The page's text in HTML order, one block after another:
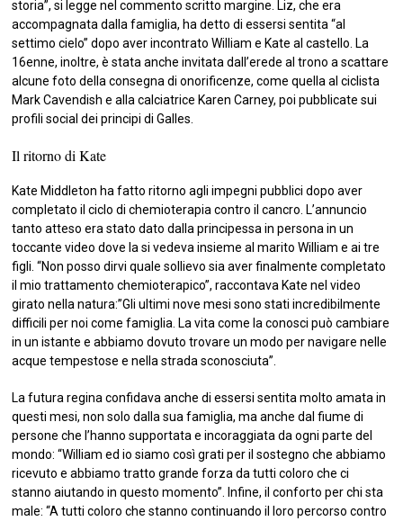
storia”, si legge nel commento scritto margine. Liz, che era
accompagnata dalla famiglia, ha detto di essersi sentita “al
settimo cielo” dopo aver incontrato William e Kate al castello. La
16enne, inoltre, è stata anche invitata dall’erede al trono a scattare
alcune foto della consegna di onorificenze, come quella al ciclista
Mark Cavendish e alla calciatrice Karen Carney, poi pubblicate sui
profili social dei principi di Galles.
Il ritorno di Kate
Kate Middleton ha fatto ritorno agli impegni pubblici dopo aver
completato il ciclo di chemioterapia contro il cancro. L’annuncio
tanto atteso era stato dato dalla principessa in persona in un
toccante video dove la si vedeva insieme al marito William e ai tre
figli. “Non posso dirvi quale sollievo sia aver finalmente completato
il mio trattamento chemioterapico”, raccontava Kate nel video
girato nella natura:”Gli ultimi nove mesi sono stati incredibilmente
difficili per noi come famiglia. La vita come la conosci può cambiare
in un istante e abbiamo dovuto trovare un modo per navigare nelle
acque tempestose e nella strada sconosciuta”.
La futura regina confidava anche di essersi sentita molto amata in
questi mesi, non solo dalla sua famiglia, ma anche dal fiume di
persone che l’hanno supportata e incoraggiata da ogni parte del
mondo: “William ed io siamo così grati per il sostegno che abbiamo
ricevuto e abbiamo tratto grande forza da tutti coloro che ci
stanno aiutando in questo momento”. Infine, il conforto per chi sta
male: “A tutti coloro che stanno continuando il loro percorso contro